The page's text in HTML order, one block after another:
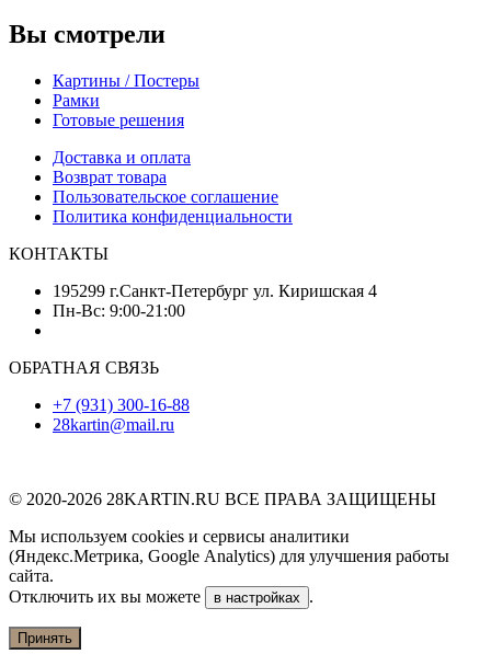
Вы смотрели
Картины / Постеры
Рамки
Готовые решения
Доставка и оплата
Возврат товара
Пользовательское соглашение
Политика конфиденциальности
КОНТАКТЫ
195299 г.Санкт-Петербург ул. Киришская 4
Пн-Вс: 9:00-21:00
ОБРАТНАЯ СВЯЗЬ
+7 (931) 300-16-88
28kartin@mail.ru
© 2020-2026 28KARTIN.RU ВСЕ ПРАВА ЗАЩИЩЕНЫ
Мы используем cookies и сервисы аналитики
(Яндекс.Метрика, Google Analytics) для улучшения работы
сайта.
Отключить их вы можете
в настройках .
Принять